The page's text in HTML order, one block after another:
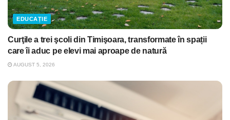
EDUCAȚIE
Curţile a trei şcoli din Timişoara, transformate în spații
care îi aduc pe elevi mai aproape de natură
AUGUST 5, 2026